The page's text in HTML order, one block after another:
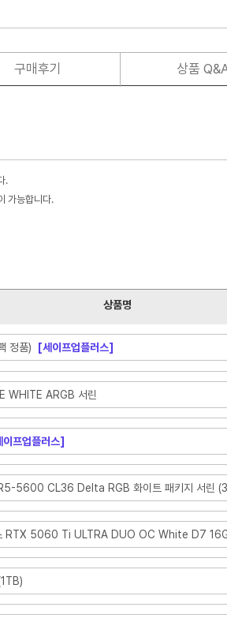
구매후기 상품
.
가능합니다.
상품명
정품) [세이프업플러스]
ARGB 서린
이프업플러스]
5600 CL36 Delta RGB 화이트 패키지 서린
5060 Ti ULTRA DUO OC White D7